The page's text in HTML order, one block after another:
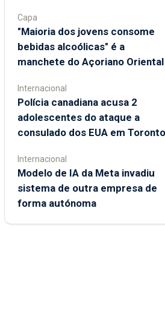
Capa
"Maioria dos jovens consome
bebidas alcoólicas" é a
manchete do Açoriano Oriental
Internacional
Polícia canadiana acusa 2
adolescentes do ataque a
consulado dos EUA em Toronto
Internacional
Modelo de IA da Meta invadiu
sistema de outra empresa de
forma autónoma